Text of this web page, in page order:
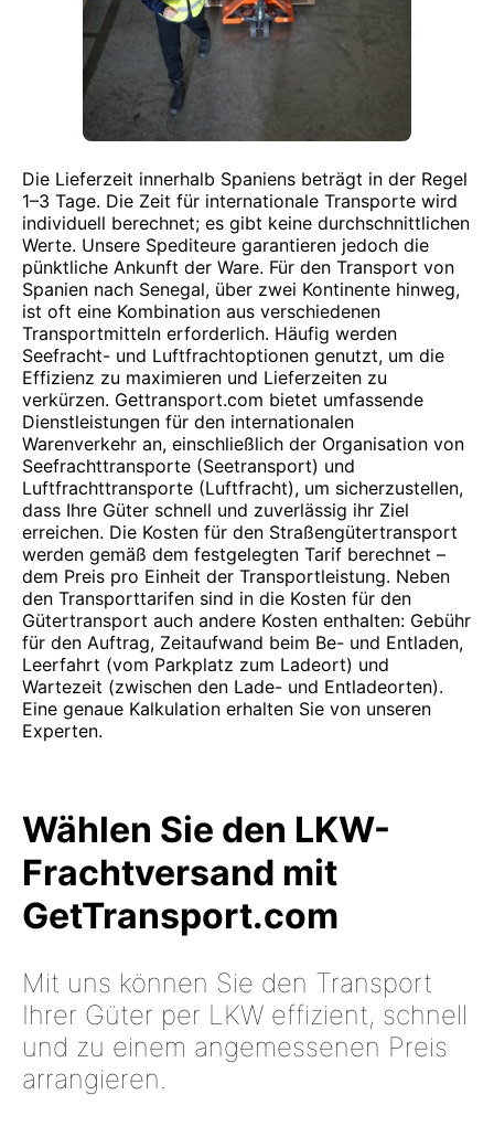
Die Lieferzeit innerhalb Spaniens beträgt in der Regel
1–3 Tage. Die Zeit für internationale Transporte wird
individuell berechnet; es gibt keine durchschnittlichen
Werte. Unsere Spediteure garantieren jedoch die
pünktliche Ankunft der Ware. Für den Transport von
Spanien nach Senegal, über zwei Kontinente hinweg,
ist oft eine Kombination aus verschiedenen
Transportmitteln erforderlich. Häufig werden
Seefracht- und Luftfrachtoptionen genutzt, um die
Effizienz zu maximieren und Lieferzeiten zu
verkürzen. Gettransport.com bietet umfassende
Dienstleistungen für den internationalen
Warenverkehr an, einschließlich der Organisation von
Seefrachttransporte (Seetransport) und
Luftfrachttransporte (Luftfracht), um sicherzustellen,
dass Ihre Güter schnell und zuverlässig ihr Ziel
erreichen. Die Kosten für den Straßengütertransport
werden gemäß dem festgelegten Tarif berechnet –
dem Preis pro Einheit der Transportleistung. Neben
den Transporttarifen sind in die Kosten für den
Gütertransport auch andere Kosten enthalten: Gebühr
für den Auftrag, Zeitaufwand beim Be- und Entladen,
Leerfahrt (vom Parkplatz zum Ladeort) und
Wartezeit (zwischen den Lade- und Entladeorten).
Eine genaue Kalkulation erhalten Sie von unseren
Experten.
Wählen Sie den LKW-
Frachtversand mit
GetTransport.com
Mit uns können Sie den Transport
Ihrer Güter per LKW effizient, schnell
und zu einem angemessenen Preis
arrangieren.